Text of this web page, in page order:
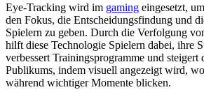
Eye-Tracking wird im gaming eingesetzt,
den Fokus, die Entscheidungsfindung und
Spielern zu geben. Durch die Verfolgung
hilft diese Technologie Spielern dabei, ihre
verbessert Trainingsprogramme und steigert
Publikums, indem visuell angezeigt wird,
während wichtiger Momente blicken.